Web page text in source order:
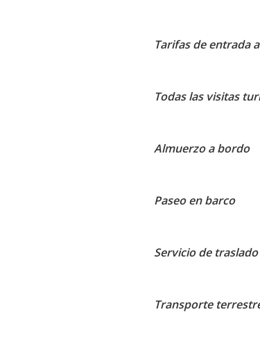
Tarifas de entrada
Todas las visitas
Almuerzo a bordo
Paseo en barco
Servicio de
Transporte